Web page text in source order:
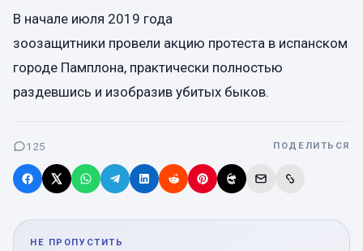
В начале июля 2019 года
зоозащитники провели акцию протеста в испанском
городе Памплона, практически полностью
раздевшись и изобразив убитых быков.
125 ПОДЕЛИТЬСЯ
НЕ ПРОПУСТИТЬ